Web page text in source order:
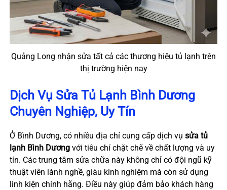
Quảng Long nhận sửa tất cả các thương hiệu tủ lạnh trên
thị trường hiện nay
Dịch Vụ Sửa Tủ Lạnh Bình Dương
Chuyên Nghiệp, Uy Tín
Ở Bình Dương, có nhiều địa chỉ cung cấp dịch vụ sửa tủ
lạnh Bình Dươngvới tiêu chí chặt chẽ về chất lượng và uy
tín. Các trung tâm sửa chữa này không chỉ có đội ngũ kỹ
thuật viên lành nghề, giàu kinh nghiệm mà còn sử dụng
linh kiện chính hãng. Điều này giúp đảm bảo khách hàng